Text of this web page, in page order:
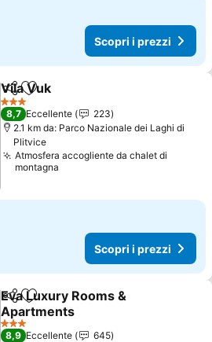
Scopri i prezzi
CondividiAggiungi ai preferiti
Vila Vuk
3 Stelle
8,7 Eccellente
223
2.1 km da: Parco Nazionale dei Laghi di
Plitvice
Atmosfera accogliente da chalet di
montagna
Scopri i prezzi
CondividiAggiungi ai preferiti
Eva Luxury Rooms &
Apartments
Scopri i prezzi
3 Stelle
8,9 Eccellente
645